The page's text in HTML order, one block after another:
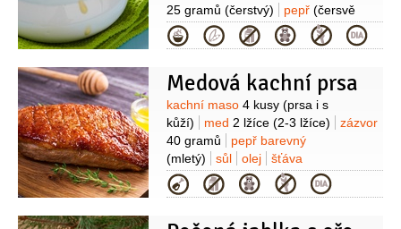
25 gramů (čerstvý) pepř (čersvě
mletý)
sůl
olej olivový
4 lžíce
petrželka velkolistá1 hrst
Kategorie
Medová kachní prsa
Suroviny
kachní maso 4 kusy (prsa i s
kůží)
med 2 lžíce (2-3 lžíce)
zázvor
40 gramů
pepř barevný
(mletý)
sůl olej
šťáva
pomerančová(z 1 pomeranče)
Kategorie